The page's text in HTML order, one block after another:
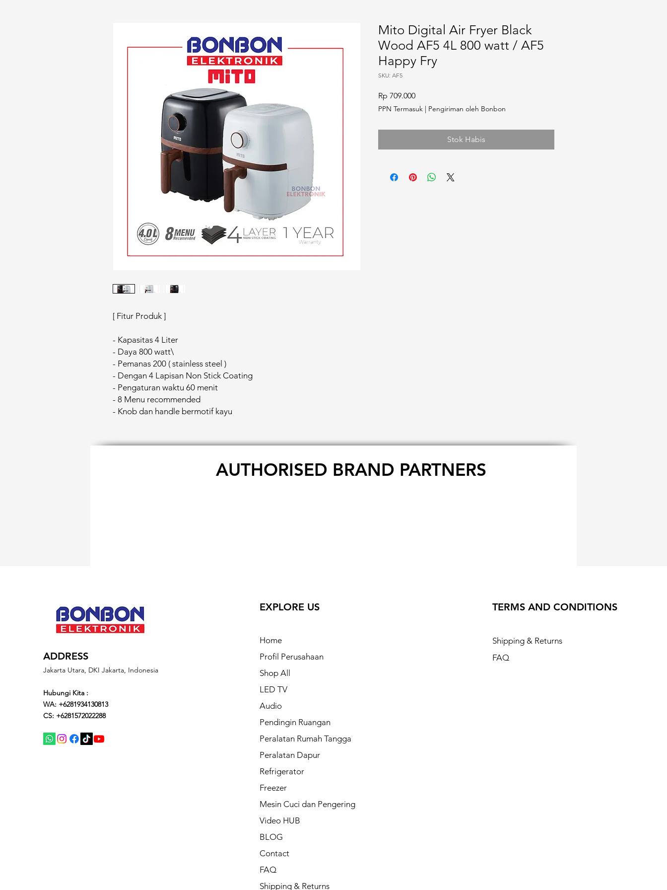
[ Fitur Produk ]
- Kapasitas 4 Liter
- Daya 800 watt\
- Pemanas 200 ( stainless steel )
- Dengan 4 Lapisan Non Stick Coating
- Pengaturan waktu 60 menit
- 8 Menu recommended
- Knob dan handle bermotif kayu
Mito Digital Air Fryer Black
Wood AF5 4L 800 watt / AF5
Happy Fry
SKU: AF5
Rp 709.000Harga
PPN Termasuk | Pengiriman oleh Bonbon
Stok Habis
AUTHORISED BRAND PARTNERS
ADDRESS
Jakarta Utara, DKI Jakarta, Indonesia
Hubungi Kita :
WA: +6281934130813
CS: +6281572022288
EXPLORE US
Home
Profil Perusahaan
Shop All
LED TV
Audio
Pendingin Ruangan
Peralatan Rumah Tangga
Peralatan Dapur
Refrigerator
Freezer
Mesin Cuci dan Pengering
Video HUB
BLOG
Contact
FAQ
Shipping & Returns
TERMS AND CONDITIONS
Shipping & Returns
FAQ